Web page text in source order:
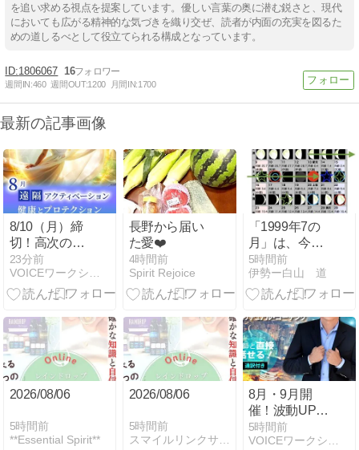
を追い求める視点を提案しています。優しい言葉の奥に潜む鋭さと、現代
においても広がる精神的な気づきを織り交ぜ、読者が内面の充実を図るた
めの道しるべとして役立てられる構成となっています。
1806067 16
週間IN:460 週間OUT:1200 月間IN:1700
最新の記事画像
8/10（月）締
切！高次の光
と響き合う健
康とプロテク
ション｜遠隔
ションシリー
ズ
23分前
VOICEワークショップ スタッフのブログ
長野から届い
た愛❤️
4時間前
Spirit Rejoice
「1999年7の
月」は、今も
生きています
5時間前
伊勢ー白山 道
2026/08/06
5時間前
**Essential Spirit**
2026/08/06
5時間前
スマイルリンクサロン ミューズデュオ
8月・9月開
催！波動UP、
現実が動き出
す「サイキッ
5時間前
VOICEワークショップ スタッフのブログ